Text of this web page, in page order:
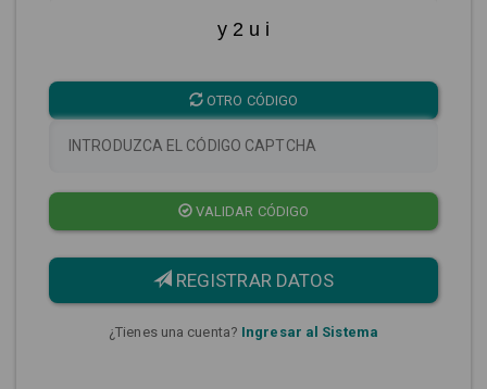
y 2 u i
OTRO CÓDIGO
VALIDAR CÓDIGO
REGISTRAR DATOS
¿Tienes una cuenta? Ingresar al Sistema